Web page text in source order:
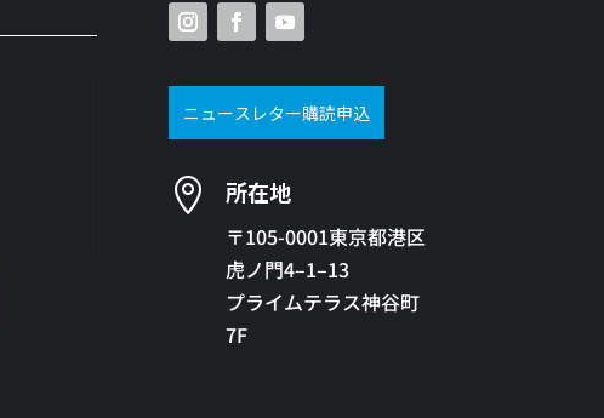
ニュースレター購読申込
 所在地
〒105-0001東京都港区
虎ノ門4–1–13
プライムテラス神谷町
7F